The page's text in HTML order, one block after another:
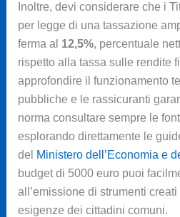
Inoltre, devi considerare che i
per legge di una tassazione
ferma al 12,5%, percentuale
rispetto alla tassa sulle rendite
approfondire il funzionamento
pubbliche e le rassicuranti
norma consultare sempre le
esplorando direttamente le
del
Ministero dell’Economia e
budget di 5000 euro puoi
all’emissione di strumenti
esigenze dei cittadini comuni.